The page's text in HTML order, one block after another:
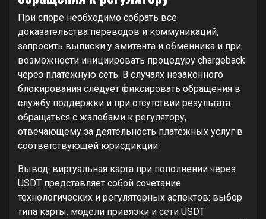
При споре необходимо собрать все
доказательства переводов и коммуникаций,
запросить выписки у эмитента и обменника и при
возможности инициировать процедуру chargeback
через платёжную сеть. В случаях незаконного
блокирования следует фиксировать обращения в
службу поддержки и при отсутствии результата
обращаться с жалобами к регулятору,
отвечающему за деятельность платёжных услуг в
соответствующей юрисдикции.
Вывод: виртуальная карта при пополнении через
USDT представляет собой сочетание
технологических и регуляторных аспектов: выбор
типа карты, модели привязки и сети USDT